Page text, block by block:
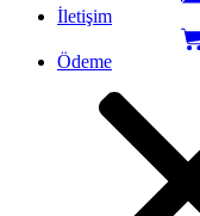
İletişim
Ödeme